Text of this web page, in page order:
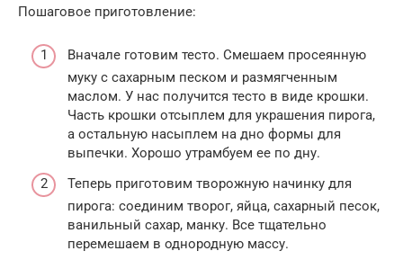
Пошаговое приготовление:
Вначале готовим тесто. Смешаем просеянную
муку с сахарным песком и размягченным
маслом. У нас получится тесто в виде крошки.
Часть крошки отсыплем для украшения пирога,
а остальную насыплем на дно формы для
выпечки. Хорошо утрамбуем ее по дну.
Теперь приготовим творожную начинку для
пирога: соединим творог, яйца, сахарный песок,
ванильный сахар, манку. Все тщательно
перемешаем в однородную массу.